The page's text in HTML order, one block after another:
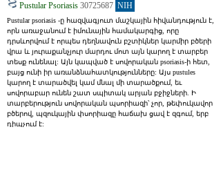
Pustular Psoriasis 30725687 NIH
Pustular psoriasis -ը հազվագյուտ մաշկային հիվանդություն է,
որն առաջանում է իմունային համակարգից, որը
դրսևորվում է որպես դեղնավուն բշտիկներ կարմիր բծերի
վրա և յուրաքանչյուր մարդու մոտ այն կարող է տարբեր
տեսք ունենալ: Այն կապված է սովորական psoriasis-ի հետ,
բայց ունի իր առանձնահատկությունները: Այս pustules
կարող է տարածվել կամ մնալ մի տարածքում, եւ
սովորաբար ունեն շատ սպիտակ արյան բջիջների. Ի
տարբերություն սովորական պսորիազի՝ չոր, թեփուկավոր
բծերով, պզուկային փսորիազը հաճախ ցավ է զգում, երբ
դիպչում է: